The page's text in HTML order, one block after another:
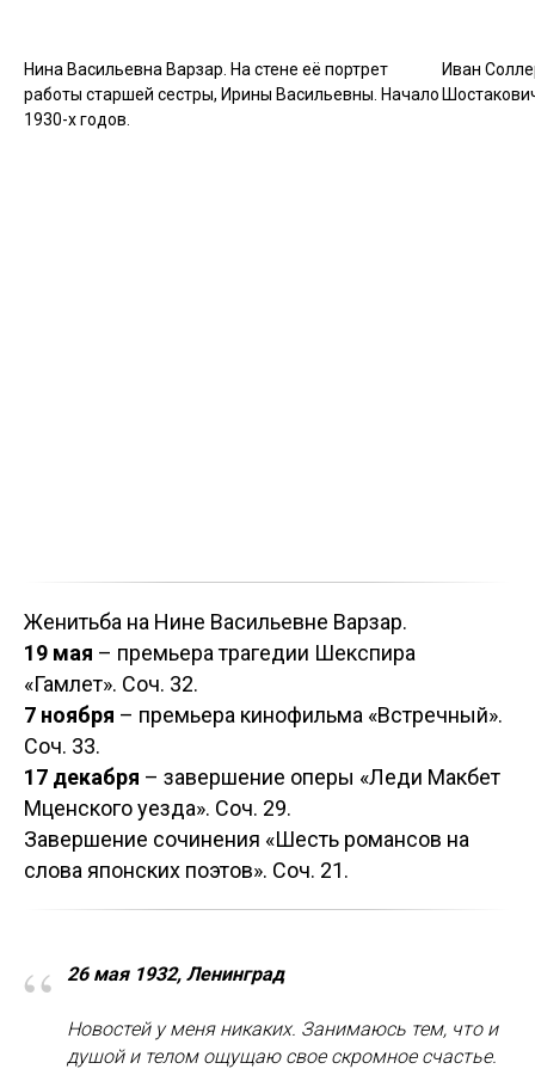
Нина Васильевна Варзар. На стене её портрет
работы старшей сестры, Ирины Васильевны. Начало
1930-х годов.
Иван
Женитьба на Нине Васильевне Варзар.
19 мая – премьера трагедии Шекспира
«Гамлет». Соч. 32.
7 ноября – премьера кинофильма «Встречный».
Соч. 33.
17 декабря – завершение оперы «Леди Макбет
Мценского уезда». Соч. 29.
Завершение сочинения «Шесть романсов на
слова японских поэтов». Соч. 21.
“ 26 мая 1932, Ленинград
Новостей у меня никаких. Занимаюсь тем, что и
душой и телом ощущаю свое скромное счастье.